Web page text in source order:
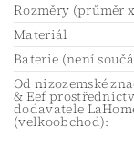
Rozměry (průměr
Materiál
Baterie (není
Od nizozemské
& Eef
dodavatele
(velkoobchod):